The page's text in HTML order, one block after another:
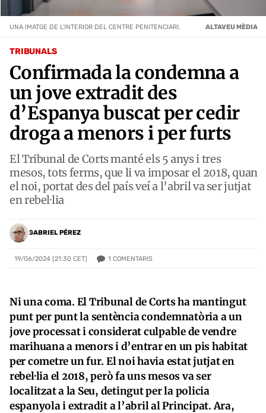
TRIBUNALS
Confirmada la condemna a
un jove extradit des
d’Espanya buscat per cedir
droga a menors i per furts
El Tribunal de Corts manté els 5 anys i tres
mesos, tots ferms, que li va imposar el 2018, quan
el noi, portat des del país veí a l’abril va ser jutjat
en rebel·lia
GABRIEL PÉREZ
19/06/2024 (21:30 CET) 1 COMENTARIS
UNA IMATGE DE L'INTERIOR DEL CENTRE PENITENCIARI. ALTAVEU MÈDIA
Ni una coma. El Tribunal de Corts ha mantingut
punt per punt la sentència condemnatòria a un
jove processat i considerat culpable de vendre
marihuana a menors i d’entrar en un pis habitat
per cometre un fur. El noi havia estat jutjat en
rebel·lia el 2018, però fa uns mesos va ser
localitzat a la Seu, detingut per la policia
espanyola i extradit a l’abril al Principat. Ara,